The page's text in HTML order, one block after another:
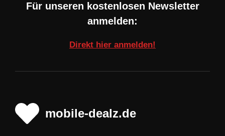
Für unseren kostenlosen Newsletter
anmelden:
Direkt hier anmelden!
mobile-dealz.de